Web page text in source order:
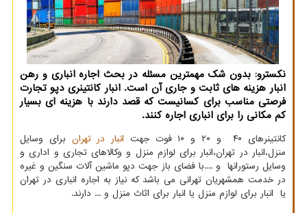
نكسترو: بدون شك مهمترین مسئله در بحث اجاره انباری و رهن
انبار هزینه های ثابت و جاری آن است. انبار كانتینری دپو تجارت
فرصتی مناسب برای كسانیست كه قصد دارند با هزینه ای بسیار
كم مكانی را برای انباری اجاره كنند.
کانتینرهای ۴۰ و ۲۰ و ۱۰ فوت جهت انبار در تهران برای وسایل
منزل،انبار در تهران،انبار برای لوازم منزل و وکالاهای تجاری و اداری و
وسایل رستورانها و ....با فضای باز جهت دپو ماشین آلات سنگین و غیره
در خدمت همشهریان تهرانی می باشد که نیاز به اجاره انباری در تهران
یا انبار برای لوازم منزل یا انبار برای اثاث منزل و ... دارند.